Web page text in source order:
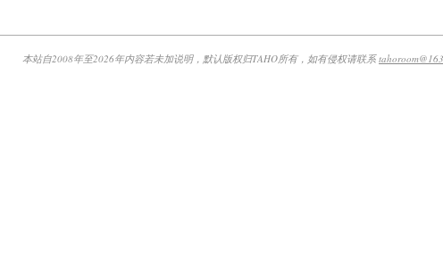
本站自2008年至2026年内容若未加说明，默认版权归TAHO所有，如有侵权请联系